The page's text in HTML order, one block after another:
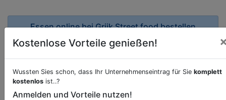
Essen online beiGriik Street food bestellen
Möchten Sie eine Onlinebestellung vornehmen,
klicken Sie den folgenden Link.
Hier Essen bestellen
Kostenlose Vorteile genießen!
Wussten Sies schon, dass Ihr Unternehmenseintrag für Sie komplett
kostenlos ist..?
Anmelden und Vorteile nutzen!